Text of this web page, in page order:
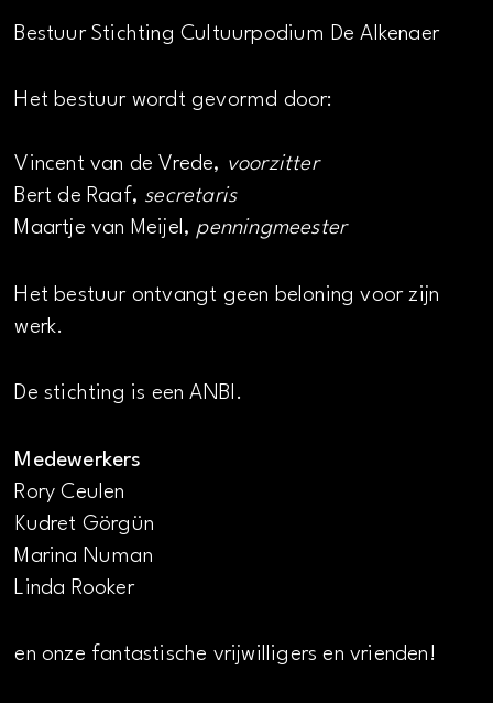
Bestuur Stichting Cultuurpodium De Alkenaer
Het bestuur wordt gevormd door:
Vincent van de Vrede, voorzitter
Bert de Raaf, secretaris
Maartje van Meijel, penningmeester
Het bestuur ontvangt geen beloning voor zijn
werk.
De stichting is een ANBI.
Medewerkers
Rory Ceulen
Kudret Görgün
Marina Numan
Linda Rooker
en onze fantastische vrijwilligers en vrienden!